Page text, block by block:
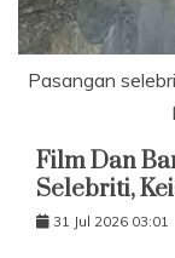
Pasangan
Film Dan
Selebriti,
31 Jul 2026 03:01